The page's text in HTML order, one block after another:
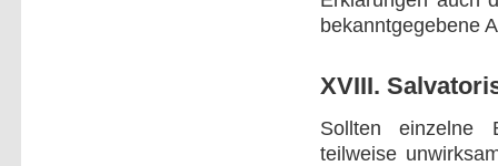
bekanntgegebene
XVIII.
Sollten einzelne
teilweise